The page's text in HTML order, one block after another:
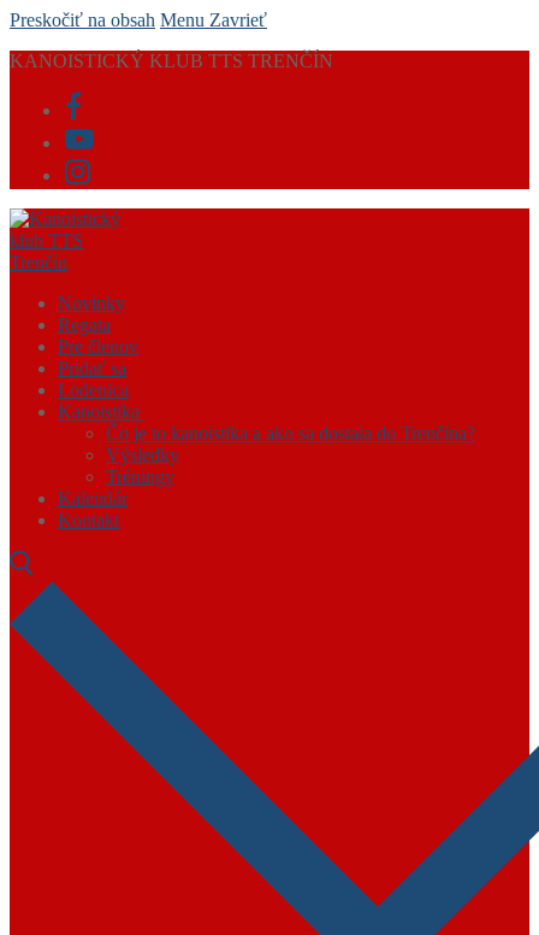
Preskočiť na obsah Menu Zavrieť
KANOISTICKÝ KLUB TTS TRENČÍN
Novinky
Regata
Pre členov
Pridať sa
Lodenica
Kanoistika
Čo je to kanoistika a ako sa dostala do Trenčína?
Výsledky
Tréningy
Kalendár
Kontakt